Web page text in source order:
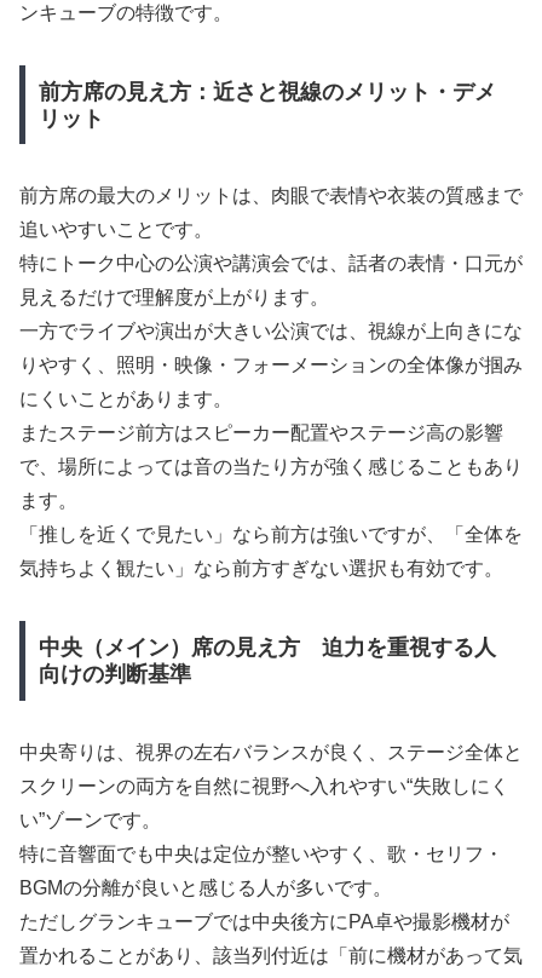
ンキューブの特徴です。
前方席の見え方：近さと視線のメリット・デメ
リット
前方席の最大のメリットは、肉眼で表情や衣装の質感まで
追いやすいことです。
特にトーク中心の公演や講演会では、話者の表情・口元が
見えるだけで理解度が上がります。
一方でライブや演出が大きい公演では、視線が上向きにな
りやすく、照明・映像・フォーメーションの全体像が掴み
にくいことがあります。
またステージ前方はスピーカー配置やステージ高の影響
で、場所によっては音の当たり方が強く感じることもあり
ます。
「推しを近くで見たい」なら前方は強いですが、「全体を
気持ちよく観たい」なら前方すぎない選択も有効です。
中央（メイン）席の見え方 迫力を重視する人
向けの判断基準
中央寄りは、視界の左右バランスが良く、ステージ全体と
スクリーンの両方を自然に視野へ入れやすい“失敗しにく
い”ゾーンです。
特に音響面でも中央は定位が整いやすく、歌・セリフ・
BGMの分離が良いと感じる人が多いです。
ただしグランキューブでは中央後方にPA卓や撮影機材が
置かれることがあり、該当列付近は「前に機材があって気